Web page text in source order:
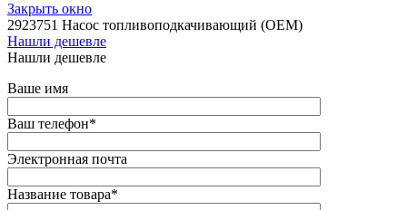
Закрыть окно
2923751 Насос топливоподкачивающий (OEM)
Нашли дешевле
Нашли дешевле
Ваше имя
Ваш телефон*
Электронная почта
Название товара*